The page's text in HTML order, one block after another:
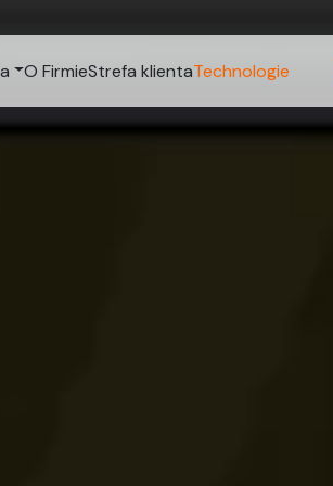
O FirmieStrefa klientaTechnologie